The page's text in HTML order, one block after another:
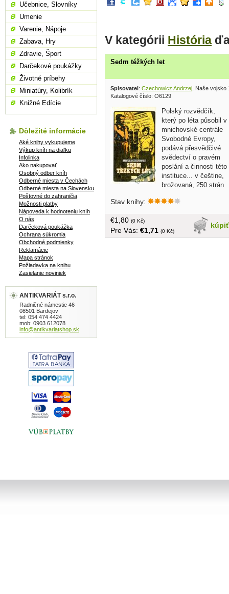
V kategórii História
Sedm téžkých let
Spisovatel: Czechowicz Andrzej , Naše vojsko
Katalogové číslo: O6129
Polský rozvědčík,
který po léta působil v
mnichovské centrále
Svobodné Evropy,
podává přesvědčivé
svědectví o pravém
poslání a činnosti této
instituce... v češtine,
brožovaná, 250 strán
Stav knihy:
kúpiť
€1,80 (0 Kč)
Pre Vás: €1,71 (0 Kč)
Učebnice, Slovníky
Umenie
Varenie, Nápoje
Zabava, Hry
Zdravie, Šport
Darčekové poukážky
Životné príbehy
Miniatúry, Kolibrík
Knižné Edície
Dôležité informácie
Aké knihy vykupujeme
Výkup kníh na diaľku
Infolinka
Ako nakupovať
Osobný odber kníh
Odberné miesta v Čechách
Odberné miesta na Slovensku
Poštovné do zahraničia
Možnosti platby
Nápoveda k hodnoteniu kníh
O nás
Darčeková poukážka
Ochrana súkromia
Obchodné podmienky
Reklamácie
Mapa stránok
Požiadavka na knihu
Zasielanie noviniek
ANTIKVARIÁT s.r.o.
Radničné námestie 46
08501 Bardejov
tel: 054 474 4424
mob: 0903 612078
info@antikvariatshop.sk